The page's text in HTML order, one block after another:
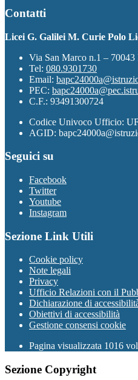
Contatti
Licei G. Galilei M. Curie Polo
Via San Marco n.1 –
Tel: 080.9301730
Email:
PEC:
C.F.: 93491300724
Codice Univoco Ufficio:
AGID:
Seguici su
Facebook
Twitter
Youtube
Instagram
Sezione Link Utili
Cookie policy
Note legali
Privacy
Ufficio Relazioni con il
Dichiarazione di
Obiettivi di accessibilità
Gestione consensi cookie
Pagina visualizzata 1016
Sezione Copyright